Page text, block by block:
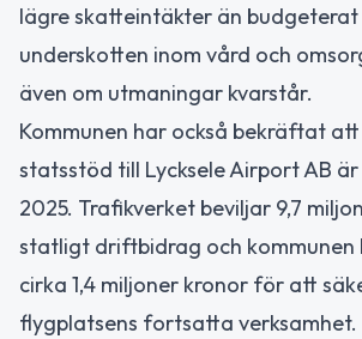
lägre skatteintäkter än
underskotten inom vård och
även om utmaningar kvarstår.
Kommunen har också bekräftat
statsstöd till Lycksele Airport AB
2025. Trafikverket beviljar 9,7
statligt driftbidrag och kommunen
cirka 1,4 miljoner kronor för att
flygplatsens fortsatta verksamhet.